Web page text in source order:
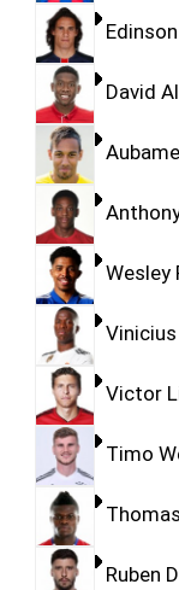
David
Wesley
Victor
Timo
Ruben